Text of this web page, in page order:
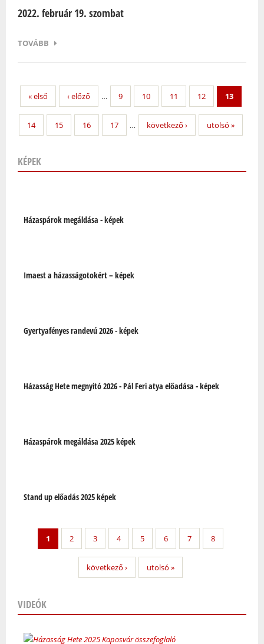
2022. február 19. szombat
TOVÁBB
« első ‹ előző … 9 10 11 12 13
14 15 16 17 … következő › utolsó »
KÉPEK
Házaspárok megáldása - képek
Imaest a házasságotokért – képek
Gyertyafényes randevú 2026 - képek
Házasság Hete megnyitó 2026 - Pál Feri atya előadása - képek
Házaspárok megáldása 2025 képek
Stand up előadás 2025 képek
1 2 3 4 5 6 7 8
következő › utolsó »
VIDEÓK
Oldalak